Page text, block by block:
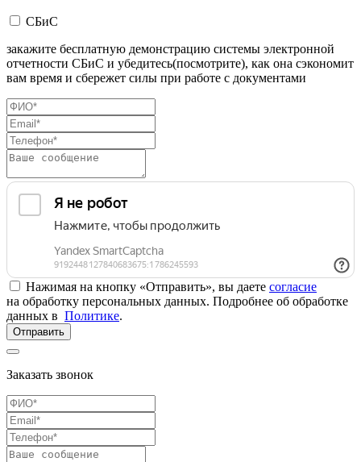
СБиС
закажите бесплатную демонстрацию системы электронной
отчетности СБиС и убедитесь(посмотрите), как она сэкономит
вам время и сбережет силы при работе с документами
Нажимая на кнопку «Отправить», вы даете согласие
на обработку персональных данных. Подробнее об обработке
данных в Политике.
Отправить
Заказать звонок